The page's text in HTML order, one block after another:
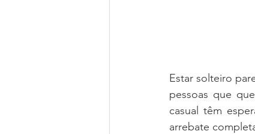
Estar solteiro
pessoas que
casual têm
arrebate